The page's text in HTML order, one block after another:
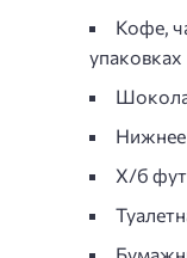
Кофе,
упаковках
Нижнее
Х/б